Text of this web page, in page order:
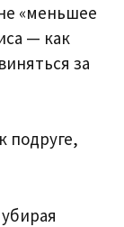
«меньшее
— как
за
подруге,